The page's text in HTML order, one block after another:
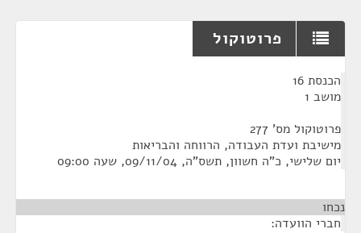
פרוטוקול
הכנסת 16
מושב 1
פרוטוקול מס' 277
מישיבת ועדת העבודה, הרווחה והבריאות
יום שלישי, כ"ה חשוון, תשס"ה, 09/11/04, שעה 09:00
נכחו
חברי הוועדה: